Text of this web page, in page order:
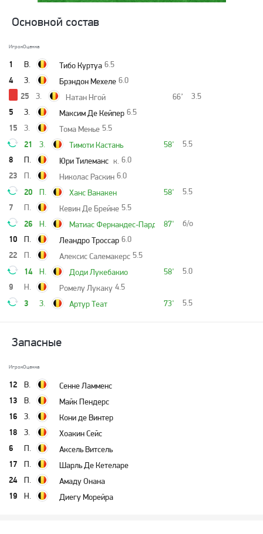
Основной состав
ИгрокОценка
1 В. Тибо Куртуа 6.5
4 З. Брэндон Мехеле 6.0
25 З. 66’
Натан Нгой 3.5
5 З. Максим Де Кейпер 6.5
15 З. Тома Менье 5.5
21 З. 58'
Тимоти Кастань 5.5
8 П. Юри Тилеманс к. 6.0
23 П. Николас Раскин 6.0
20 П. 58'
Ханс Ванакен 5.5
7 П. Кевин Де Брейне 5.5
26 Н. 87'
Матиас Фернандес-Пардо б/о
10 П. Леандро Троссар 6.0
22 П. Алексис Салемакерс 5.5
14 Н. 58'
Доди Лукебакио 5.0
9 Н. Ромелу Лукаку 4.5
3 З. 73'
Артур Теат 5.5
Запасные
ИгрокОценка
12 В. Сенне Ламменс
13 В. Майк Пендерс
16 З. Кони де Винтер
18 З. Хоакин Сейс
6 П. Аксель Витсель
17 П. Шарль Де Кетеларе
24 П. Амаду Онана
19 Н. Диегу Морейра